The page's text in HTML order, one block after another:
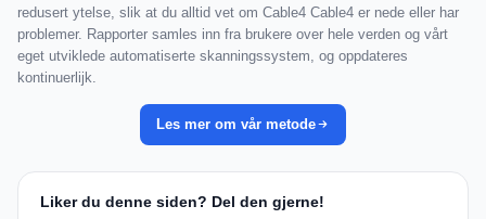
redusert ytelse, slik at du alltid vet om Cable4 Cable4 er nede eller har
problemer. Rapporter samles inn fra brukere over hele verden og vårt
eget utviklede automatiserte skanningssystem, og oppdateres
kontinuerlijk.
Les mer om vår metode
Liker du denne siden? Del den gjerne!